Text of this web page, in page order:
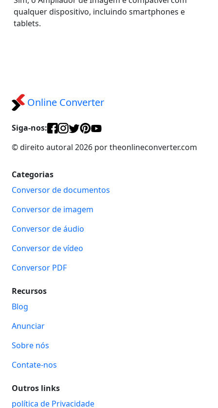
qualquer dispositivo, incluindo smartphones e
tablets.
Online Converter
Siga-nos:
© direito autoral 2026 por theonlineconverter.com
Categorias
Conversor de documentos
Conversor de imagem
Conversor de áudio
Conversor de vídeo
Conversor PDF
Recursos
Blog
Anunciar
Sobre nós
Contate-nos
Outros links
política de Privacidade